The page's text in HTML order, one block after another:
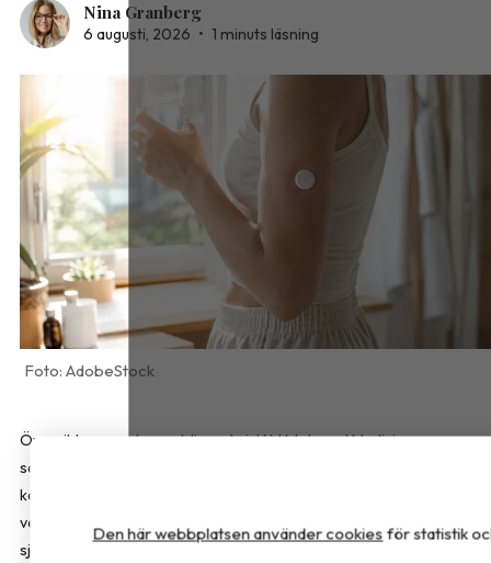
Nina Granberg
6 augusti, 2026 • 1 minuts läsning
AdobeStock
Översikten som har publicerats iJAMA Internal Medicine
sammanfattar det aktuella vetenskapliga kunskapsläget om
kontinuerliga blodsockermätare (CGM). Enligt forskarna saknas
vetenskapligt stöd för att tekniken förbättrar hälsan eller
sjukdom hos personer utan diabetes.
Den här webbplatsen använder cookies för statistik